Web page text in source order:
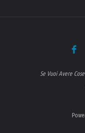
Se Vuoi Avere